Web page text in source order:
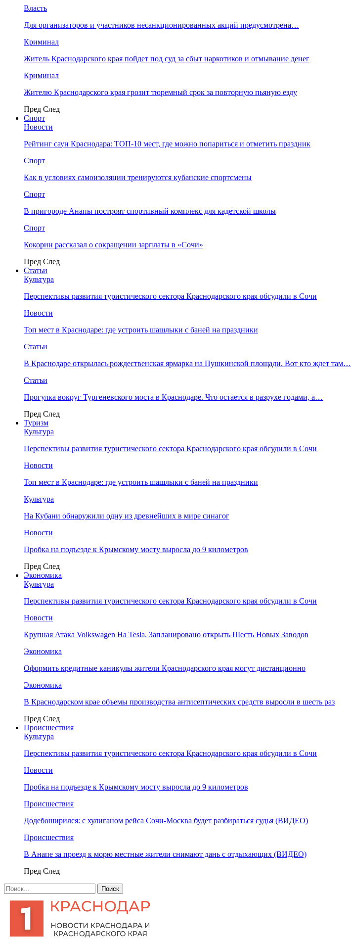
Власть
Для организаторов и участников несанкционированных акций предусмотрена…
Криминал
Житель Краснодарского края пойдет под суд за сбыт наркотиков и отмывание денег
Криминал
Жителю Краснодарского края грозит тюремный срок за повторную пьяную езду
Пред След
Спорт
Новости
Рейтинг саун Краснодара: ТОП-10 мест, где можно попариться и отметить праздник
Спорт
Как в условиях самоизоляции тренируются кубанские спортсмены
Спорт
В пригороде Анапы построят спортивный комплекс для кадетской школы
Спорт
Кокорин рассказал о сокращении зарплаты в «Сочи»
Пред След
Статьи
Культура
Перспективы развития туристического сектора Краснодарского края обсудили в Сочи
Новости
Топ мест в Краснодаре: где устроить шашлыки с баней на праздники
Статьи
В Краснодаре открылась рождественская ярмарка на Пушкинской площади. Вот кто ждет там…
Статьи
Прогулка вокруг Тургеневского моста в Краснодаре. Что остается в разрухе годами, а…
Пред След
Туризм
Культура
Перспективы развития туристического сектора Краснодарского края обсудили в Сочи
Новости
Топ мест в Краснодаре: где устроить шашлыки с баней на праздники
Культура
На Кубани обнаружили одну из древнейших в мире синагог
Новости
Пробка на подъезде к Крымскому мосту выросла до 9 километров
Пред След
Экономика
Культура
Перспективы развития туристического сектора Краснодарского края обсудили в Сочи
Новости
Крупная Атака Volkswagen На Tesla. Запланировано открыть Шесть Новых Заводов
Экономика
Оформить кредитные каникулы жители Краснодарского края могут дистанционно
Экономика
В Краснодарском крае объемы производства антисептических средств выросли в шесть раз
Пред След
Происшествия
Культура
Перспективы развития туристического сектора Краснодарского края обсудили в Сочи
Новости
Пробка на подъезде к Крымскому мосту выросла до 9 километров
Происшествия
Додебоширился: с хулиганом рейса Сочи-Москва будет разбираться судья (ВИДЕО)
Происшествия
В Анапе за проезд к морю местные жители снимают дань с отдыхающих (ВИДЕО)
Пред След